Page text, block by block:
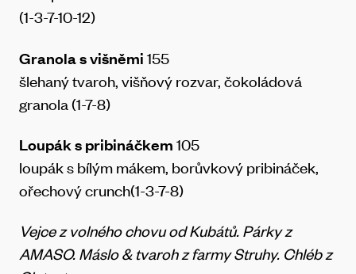
(1-3-7-10-12)
Granola s višněmi155
šlehaný tvaroh, višňový rozvar, čokoládová
granola (1-7-8)
Loupák s pribináčkem105
loupák s bílým mákem, borůvkový pribináček,
ořechový crunch(1-3-7-8)
Vejce z volného chovu od Kubátů. Párky z
AMASO. Máslo & tvaroh z farmy Struhy. Chléb z